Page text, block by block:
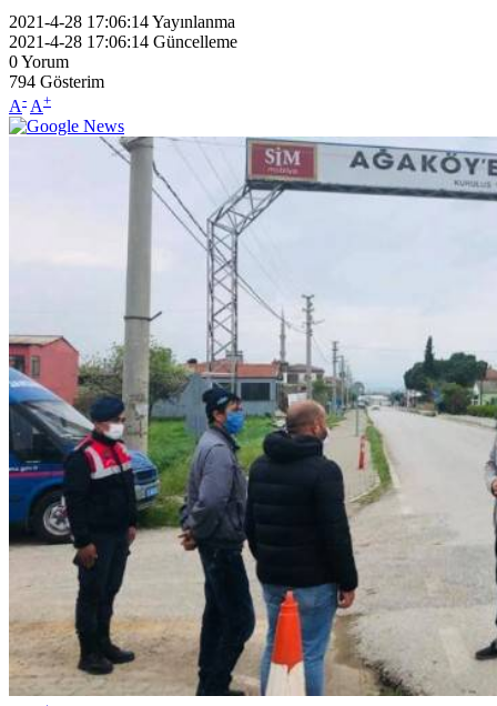
2021-4-28 17:06:14Yayınlanma
2021-4-28 17:06:14 Güncelleme
0Yorum
794 Gösterim
A- A+